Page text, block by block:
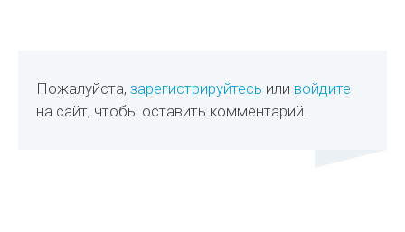
Пожалуйста,зарегистрируйтесь или войдите
на сайт, чтобы оставить комментарий.